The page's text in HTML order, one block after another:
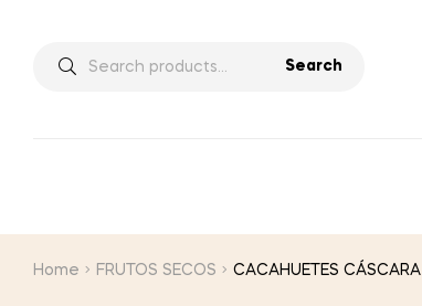
Search
Home FRUTOS SECOS CACAHUETES CÁSCARA